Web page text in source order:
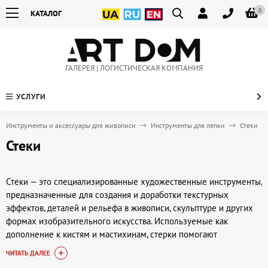
0
КАТАЛОГ
ГАЛЕРЕЯ | ЛОГИСТИЧЕСКАЯ КОМПАНИЯ
УСЛУГИ
Инструменты и аксессуары для живописи Инструменты для лепки Стеки
Стеки
Стеки — это специализированные художественные инструменты,
предназначенные для создания и доработки текстурных
эффектов, деталей и рельефа в живописи, скульптуре и других
формах изобразительного искусства. Используемые как
дополнение к кистям и мастихинам, стерки помогают
художникам добиться точности и выразительности в работе с
масляными, акриловыми красками, пастелью и пластическими
ЧИТАТЬ ДАЛЕЕ